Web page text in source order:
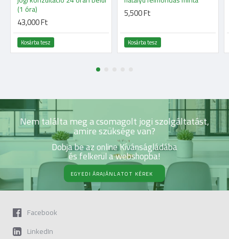
(1 óra)
43,000 Ft
Kosárba tesz
5,500 Ft
Kosárba tesz
Nem találta meg a csomagolt jogi szolgáltatást,
amire szüksége van?
Dobja be az online Kívánságládába
és felkerül a webshopba!
EGYEDI ÁRAJÁNLATOT KÉREK
Facebook
LinkedIn